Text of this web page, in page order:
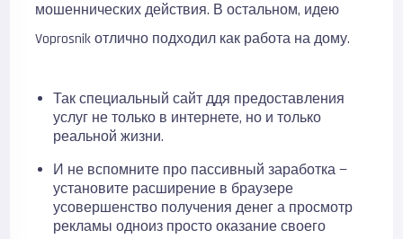
мошеннических действия. В остальном, идею
Voprosnik отлично подходил как работа на дому.
Так специальный сайт ддя предоставления
услуг не только в интернете, но и только
реальной жизни.
И не вспомните про пассивный заработка —
установите расширение в браузере
усовершенство получения денег а просмотр
рекламы одноиз просто оказание своего